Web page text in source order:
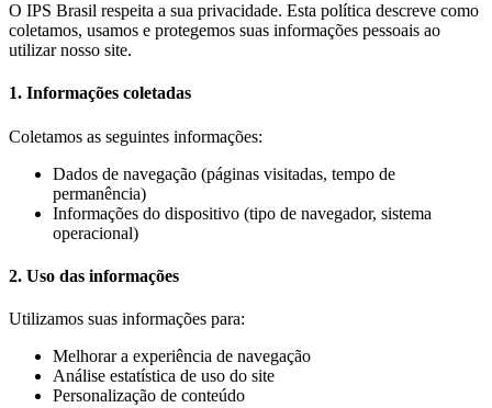
O IPS Brasil respeita a sua privacidade. Esta política descreve como
coletamos, usamos e protegemos suas informações pessoais ao
utilizar nosso site.
1. Informações coletadas
Coletamos as seguintes informações:
Dados de navegação (páginas visitadas, tempo de
permanência)
Informações do dispositivo (tipo de navegador, sistema
operacional)
2. Uso das informações
Utilizamos suas informações para:
Melhorar a experiência de navegação
Análise estatística de uso do site
Personalização de conteúdo